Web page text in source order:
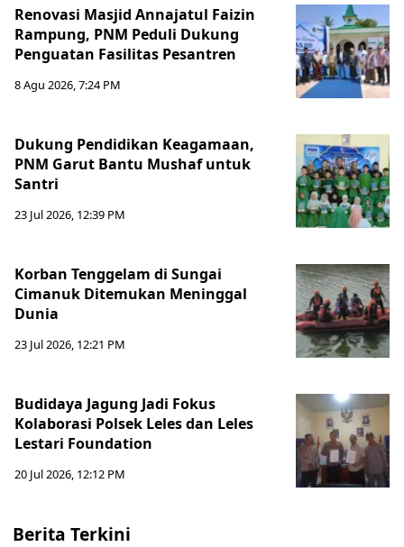
Renovasi Masjid Annajatul Faizin
Rampung, PNM Peduli Dukung
Penguatan Fasilitas Pesantren
8 Agu 2026, 7:24 PM
Dukung Pendidikan Keagamaan,
PNM Garut Bantu Mushaf untuk
Santri
23 Jul 2026, 12:39 PM
Korban Tenggelam di Sungai
Cimanuk Ditemukan Meninggal
Dunia
23 Jul 2026, 12:21 PM
Budidaya Jagung Jadi Fokus
Kolaborasi Polsek Leles dan Leles
Lestari Foundation
20 Jul 2026, 12:12 PM
Berita Terkini